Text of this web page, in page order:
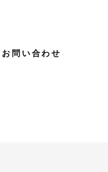
お問い合わせ